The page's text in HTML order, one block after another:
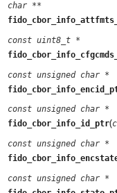
char **
const uint8_t *
const unsigned char *
const unsigned char *
fido_cbor_info_id_ptr(
const unsigned char *
const unsigned char *